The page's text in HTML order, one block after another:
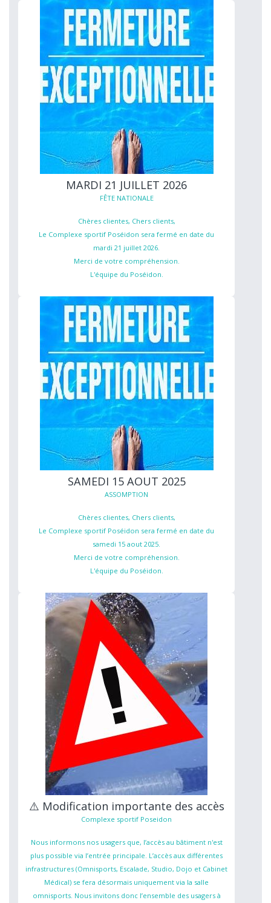
MARDI 21 JUILLET 2026
FÊTE NATIONALE
Chères clientes, Chers clients,
Le Complexe sportif Poséidon sera fermé en date du
mardi 21 juillet 2026.
Merci de votre compréhension.
L'équipe du Poséidon.
SAMEDI 15 AOUT 2025
ASSOMPTION
Chères clientes, Chers clients,
Le Complexe sportif Poséidon sera fermé en date du
samedi 15 aout 2025.
Merci de votre compréhension.
L'équipe du Poséidon.
⚠️ Modification importante des accès
Complexe sportif Poseidon
Nous informons nos usagers que, l’accès au bâtiment n'est
plus possible via l’entrée principale. L’accès aux différentes
infrastructures (Omnisports, Escalade, Studio, Dojo et Cabinet
Médical) se fera désormais uniquement via la salle
omnisports. Nous invitons donc l’ensemble des usagers à